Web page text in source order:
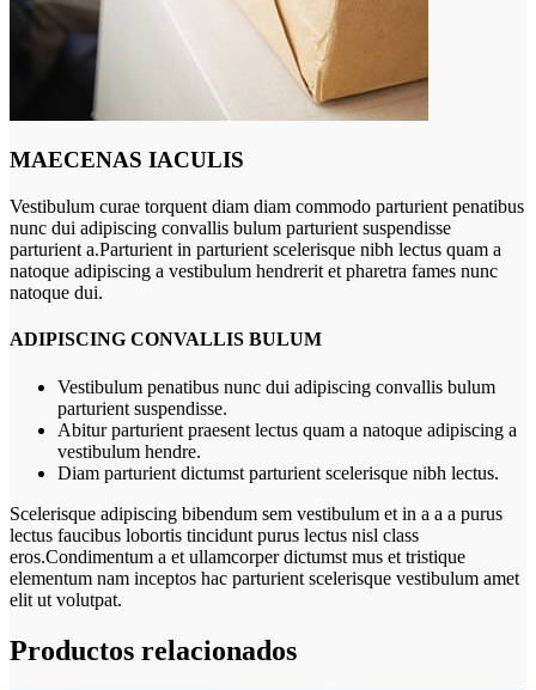
MAECENAS IACULIS
Vestibulum curae torquent diam diam commodo parturient penatibus
nunc dui adipiscing convallis bulum parturient suspendisse
parturient a.Parturient in parturient scelerisque nibh lectus quam a
natoque adipiscing a vestibulum hendrerit et pharetra fames nunc
natoque dui.
ADIPISCING CONVALLIS BULUM
Vestibulum penatibus nunc dui adipiscing convallis bulum
parturient suspendisse.
Abitur parturient praesent lectus quam a natoque adipiscing a
vestibulum hendre.
Diam parturient dictumst parturient scelerisque nibh lectus.
Scelerisque adipiscing bibendum sem vestibulum et in a a a purus
lectus faucibus lobortis tincidunt purus lectus nisl class
eros.Condimentum a et ullamcorper dictumst mus et tristique
elementum nam inceptos hac parturient scelerisque vestibulum amet
elit ut volutpat.
Productos relacionados